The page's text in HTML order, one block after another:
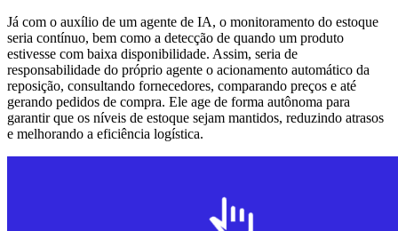
Já com o auxílio de um agente de IA, o monitoramento do estoque
seria contínuo, bem como a detecção de quando um produto
estivesse com baixa disponibilidade. Assim, seria de
responsabilidade do próprio agente o acionamento automático da
reposição, consultando fornecedores, comparando preços e até
gerando pedidos de compra. Ele age de forma autônoma para
garantir que os níveis de estoque sejam mantidos, reduzindo atrasos
e melhorando a eficiência logística.